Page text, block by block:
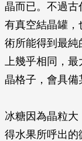
晶而已。不過古
有真空結晶罐，
術所能得到最純
上幾乎相同，
晶格子，會具備
冰糖因為晶粒
得水果所呼出的